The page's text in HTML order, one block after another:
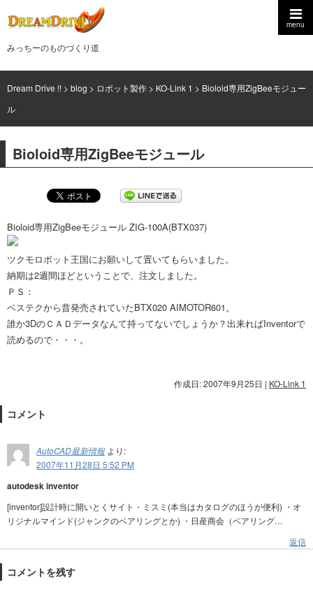
menu
みっちーのものづくり道
Dream Drive !! > blog > ロボット製作 > KO-Link 1 > Bioloid専用ZigBeeモジュー
ル
Bioloid専用ZigBeeモジュール
Bioloid専用ZigBeeモジュール ZIG-100A(BTX037)
ツクモロボット王国にお願いして置いてもらいました。
納期は2週間ほどということで、注文しました。
ＰＳ：
ベステクから昔発売されていたBTX020 AIMOTOR601。
誰か3DのＣＡＤデータなんて持ってないでしょうか？出来ればInventorで
読めるので・・・。
作成日: 2007年9月25日 | KO-Link 1
コメント
AutoCAD最新情報 より:
2007年11月28日 5:52 PM
autodesk inventor
[inventor]設計時に開いとくサイト・ミスミ(本当はカタログのほうが便利) ・オ
リジナルマインド(ジャンクのベアリングとか) ・日産商会（ベアリング…
返信
コメントを残す